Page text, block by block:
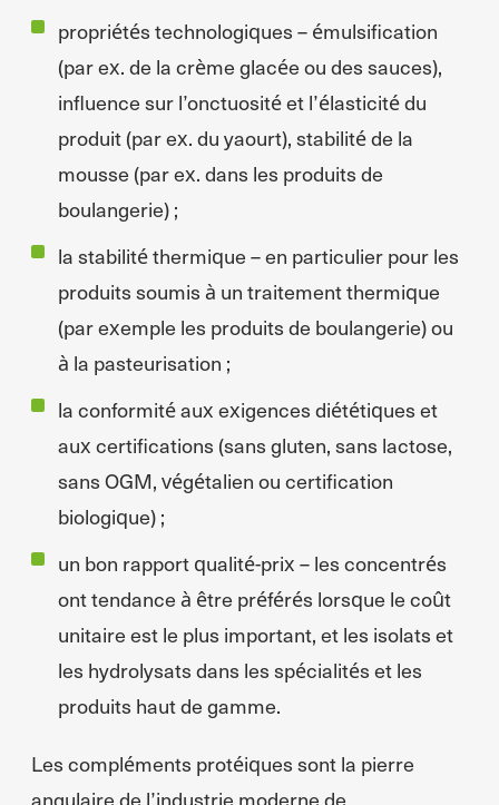
propriétés technologiques – émulsification
(par ex. de la crème glacée ou des sauces),
influence sur l’onctuosité et l’élasticité du
produit (par ex. du yaourt), stabilité de la
mousse (par ex. dans les produits de
boulangerie) ;
la stabilité thermique – en particulier pour les
produits soumis à un traitement thermique
(par exemple les produits de boulangerie) ou
à la pasteurisation ;
la conformité aux exigences diététiques et
aux certifications (sans gluten, sans lactose,
sans OGM, végétalien ou certification
biologique) ;
un bon rapport qualité-prix – les concentrés
ont tendance à être préférés lorsque le coût
unitaire est le plus important, et les isolats et
les hydrolysats dans les spécialités et les
produits haut de gamme.
Les compléments protéiques sont la pierre
angulaire de l’industrie moderne de